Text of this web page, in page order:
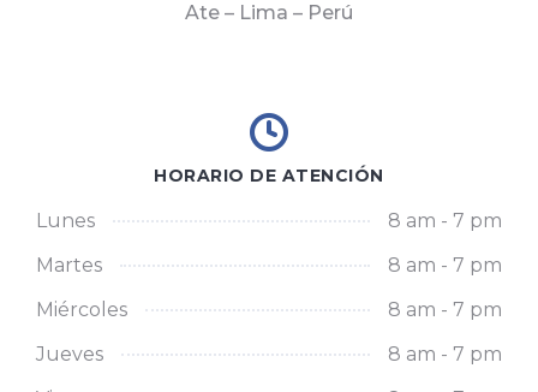
Ate – Lima – Perú
HORARIO DE ATENCIÓN
Lunes
8 am - 7 pm
Martes
8 am - 7 pm
Miércoles
8 am - 7 pm
Jueves
8 am - 7 pm